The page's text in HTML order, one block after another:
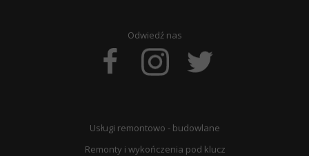
Odwiedź nas
Usługi remontowo - budowlane
Remonty i wykończenia pod klucz